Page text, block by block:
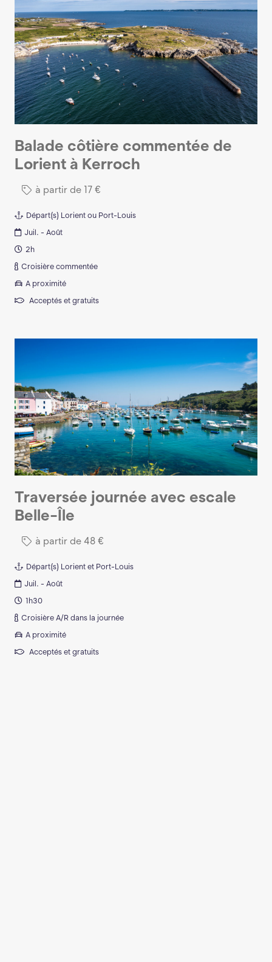
Balade côtière commentée de
Lorient à Kerroch
à partir de 17 €
Départ(s) Lorient ou Port-Louis
Juil. - Août
2h
Croisière commentée
A proximité
Acceptés et gratuits
Traversée journée avec escale
Belle-Île
à partir de48 €
Départ(s) Lorient et Port-Louis
Juil. - Août
1h30
Croisière A/R dans la journée
A proximité
Acceptés et gratuits